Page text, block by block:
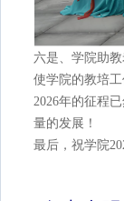
六是、学院助
使学院的教培工
2026年的征程
量的发展！
最后，祝学院